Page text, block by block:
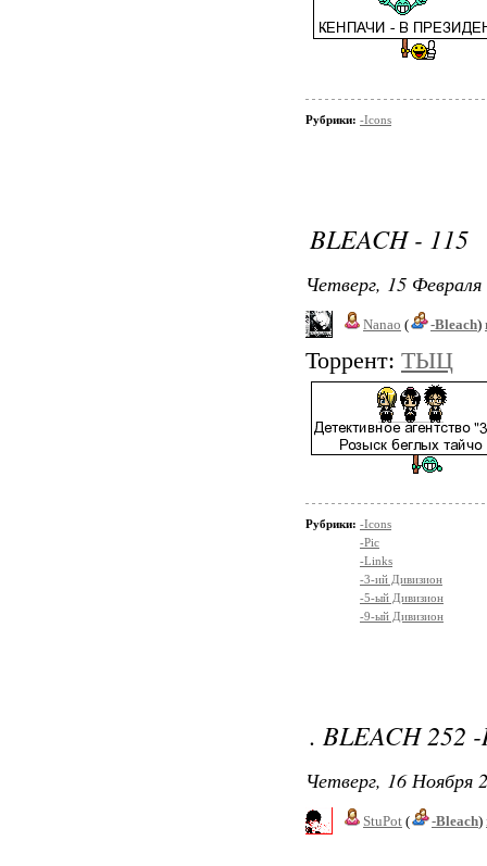
Рубрики: -Icons
BLEACH - 115
Четверг, 15
Nanao ( -Bleach)
Торрент: ТЫЦ
Рубрики: -Icons
-Pic
-Links
-3-ий Дивизион
-5-ый Дивизион
-9-ый Дивизион
. BLEACH 252 -
Четверг, 16 Ноября
StuPot ( -Bleach)